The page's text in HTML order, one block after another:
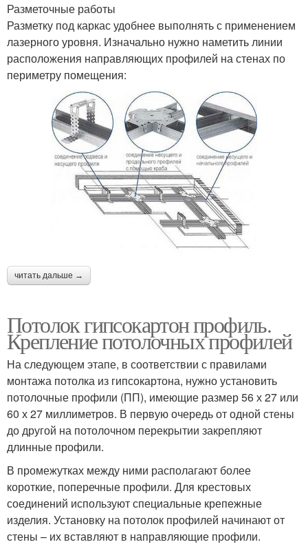
Разметочные работы
Разметку под каркас удобнее выполнять с применением
лазерного уровня. Изначально нужно наметить линии
расположения направляющих профилей на стенах по
периметру помещения:
читать дальше →
Потолок гипсокартон профиль.
Крепление потолочных профилей
На следующем этапе, в соответствии с правилами
монтажа потолка из гипсокартона, нужно установить
потолочные профили (ПП), имеющие размер 56 х 27 или
60 х 27 миллиметров. В первую очередь от одной стены
до другой на потолочном перекрытии закрепляют
длинные профили.
В промежутках между ними располагают более
короткие, поперечные профили. Для крестовых
соединений используют специальные крепежные
изделия. Установку на потолок профилей начинают от
стены – их вставляют в направляющие профили.